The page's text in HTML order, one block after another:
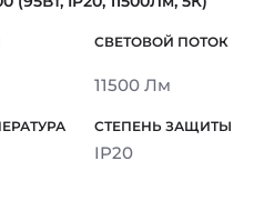
11500 Лм
IP20